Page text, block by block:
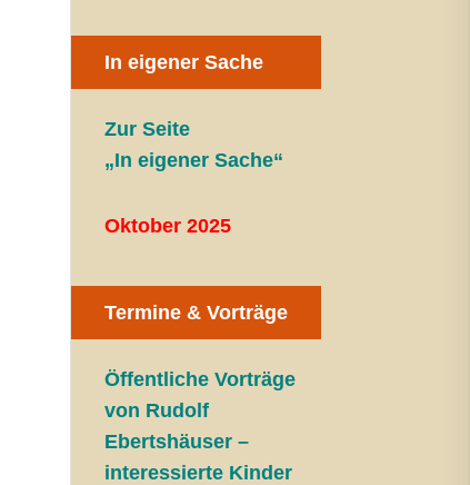
In eigener Sache
Zur Seite
„In eigener Sache“
Oktober 2025
Termine & Vorträge
Öffentliche Vorträge
von Rudolf
Ebertshäuser –
interessierte Kinder